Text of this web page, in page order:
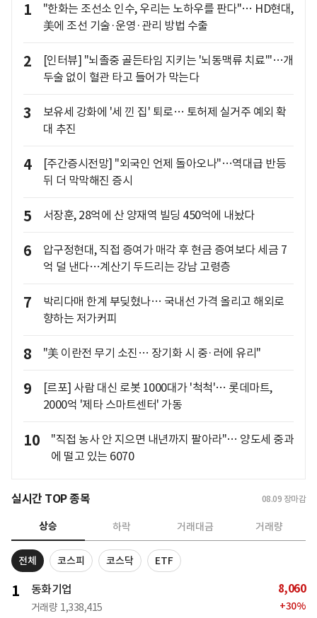
1
"한화는 조선소 인수, 우리는 노하우를 판다"… HD현대,
美에 조선 기술·운영·관리 방법 수출
2
[인터뷰] "뇌졸중 골든타임 지키는 '뇌동맥류 치료'"…개
두술 없이 혈관 타고 들어가 막는다
3
보유세 강화에 '세 낀 집' 퇴로… 토허제 실거주 예외 확
대 추진
4
[주간증시전망] "외국인 언제 돌아오나"…역대급 반등
뒤 더 막막해진 증시
5 서장훈, 28억에 산 양재역 빌딩 450억에 내놨다
6
압구정현대, 직접 증여가 매각 후 현금 증여보다 세금 7
억 덜 낸다…계산기 두드리는 강남 고령층
7
박리다매 한계 부딪혔나… 국내선 가격 올리고 해외로
향하는 저가커피
8 "美 이란전 무기 소진… 장기화 시 중·러에 유리"
9
[르포] 사람 대신 로봇 1000대가 '척척'… 롯데마트,
2000억 '제타 스마트센터' 가동
10
"직접 농사 안 지으면 내년까지 팔아라"… 양도세 중과
에 떨고 있는 6070
실시간 TOP 종목 08.09 장마감
상승 하락 거래대금 거래량
전체 코스피 코스닥 ETF
1 동화기업
거래량 1,338,415
8,060
+30%